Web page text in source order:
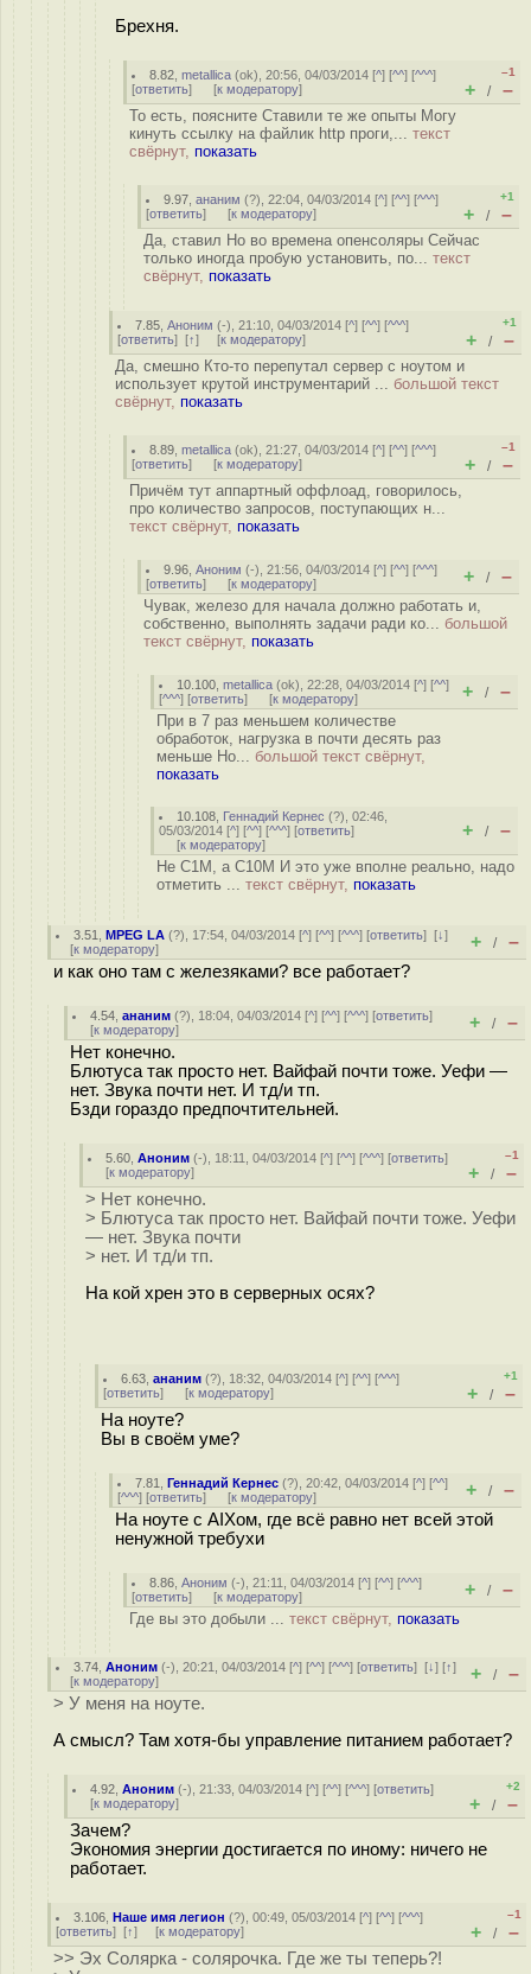
Брехня.
8.82 ,metallica (ok), 20:56, 04/03/2014 [^] [^^] [^^^]
[ответить] [к модератору]
–1
+ / –
То есть, поясните Cтавили те же опыты Могу
кинуть ссылку на файлик http проги,... текст
свёрнут, показать
9.97 ,ананим (?), 22:04, 04/03/2014 [^] [^^] [^^^]
[ответить] [к модератору]
+1
+ / –
Да, ставил Но во времена опенсоляры Сейчас
только иногда пробую установить, по... текст
свёрнут, показать
7.85 ,Аноним (-), 21:10, 04/03/2014 [^] [^^] [^^^]
[ответить] [↑] [к модератору]
+1
+ / –
Да, смешно Кто-то перепутал сервер с ноутом и
использует крутой инструментарий ... большой текст
свёрнут, показать
8.89 ,metallica (ok), 21:27, 04/03/2014 [^] [^^] [^^^]
[ответить] [к модератору]
–1
+ / –
Причём тут аппартный оффлоад, говорилось,
про количество запросов, поступающих н...
текст свёрнут, показать
9.96 ,Аноним (-), 21:56, 04/03/2014 [^] [^^] [^^^]
[ответить] [к модератору] + / –
Чувак, железо для начала должно работать и,
собственно, выполнять задачи ради ко... большой
текст свёрнут, показать
10.100 ,metallica (ok), 22:28, 04/03/2014 [^] [^^]
[^^^] [ответить] [к модератору] + / –
При в 7 раз меньшем количестве
обработок, нагрузка в почти десять раз
меньше Но... большой текст свёрнут,
показать
10.108 Геннадий Кернес (?), 02:46,
05/03/2014 [^] [^^] [^^^] [ответить]
[к модератору]
+ / –
Не C1M, а C10M И это уже вполне реально, надо
отметить ... текст свёрнут, показать
3.51 ,MPEG LA (?), 17:54, 04/03/2014 [^] [^^] [^^^] [ответить][↓]
[к модератору] + / –
и как оно там с железяками? все работает?
4.54 ,ананим (?), 18:04, 04/03/2014 [^] [^^] [^^^] [ответить]
[к модератору] + / –
Нет конечно.
Блютуса так просто нет. Вайфай почти тоже. Уефи —
нет. Звука почти нет. И тд/и тп.
Бзди гораздо предпочтительней.
5.60 ,Аноним (-), 18:11, 04/03/2014 [^] [^^] [^^^] [ответить]
[к модератору]
–1
+ / –
> Нет конечно.
> Блютуса так просто нет. Вайфай почти тоже. Уефи
— нет. Звука почти
> нет. И тд/и тп.
На кой хрен это в серверных осях?
6.63 ,ананим (?), 18:32, 04/03/2014 [^] [^^] [^^^]
[ответить] [к модератору]
+1
+ / –
На ноуте?
Вы в своём уме?
7.81 ,Геннадий Кернес (?), 20:42, 04/03/2014 [^] [^^]
[^^^] [ответить] [к модератору] + / –
На ноуте с AIXом, где всё равно нет всей этой
ненужной требухи
8.86 ,Аноним (-), 21:11, 04/03/2014 [^] [^^] [^^^]
[ответить] [к модератору] + / –
Где вы это добыли ... текст свёрнут, показать
3.74 ,Аноним (-), 20:21, 04/03/2014 [^] [^^] [^^^] [ответить][↓] [↑]
[к модератору] + / –
> У меня на ноуте.
А смысл? Там хотя-бы управление питанием работает?
4.92 ,Аноним (-), 21:33, 04/03/2014 [^] [^^] [^^^] [ответить]
[к модератору]
+2
+ / –
Зачем?
Экономия энергии достигается по иному: ничего не
работает.
3.106 ,Наше имя легион (?), 00:49, 05/03/2014 [^] [^^] [^^^]
[ответить] [↑] [к модератору]
–1
+ / –
>> Эх Солярка - солярочка. Где же ты теперь?!